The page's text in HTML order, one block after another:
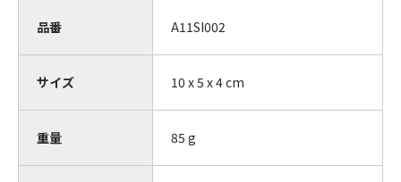
品番 A11SI002
サイズ 10 x 5 x 4 cm
重量 85 g